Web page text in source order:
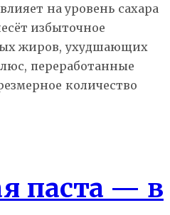
на уровень сахара
избыточное
жиров, ухудшающих
переработанные
количество
паста — в